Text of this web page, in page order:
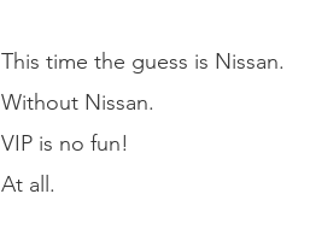
This time the guess is Nissan.
Without Nissan.
VIP is no fun!
At all.